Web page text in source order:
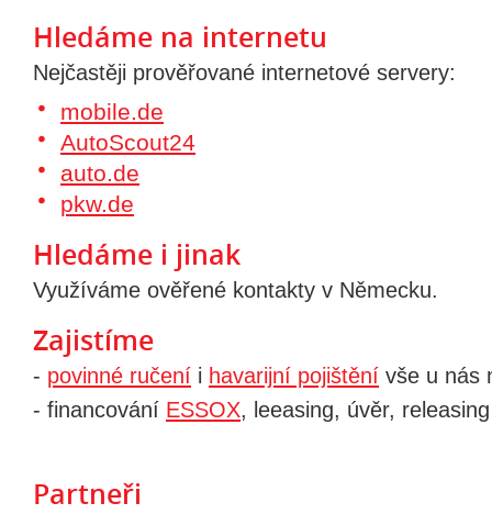
Hledáme na internetu
Nejčastěji prověřované internetové servery:
mobile.de
AutoScout24
auto.de
pkw.de
Hledáme i jinak
Využíváme ověřené kontakty v Německu.
Zajistíme
- povinné ručení i havarijní pojištění vše u nás
- financování ESSOX, leeasing, úvěr, releasing
Partneři